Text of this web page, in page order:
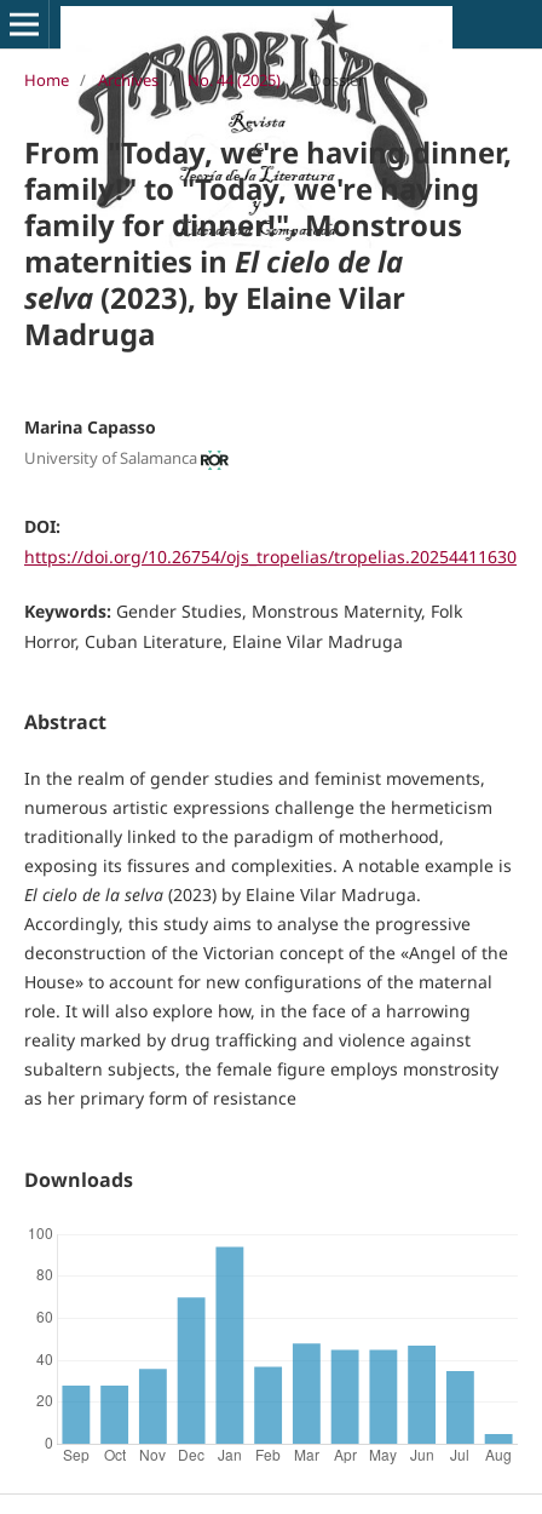
Home / Archives / No. 44 (2025) / Dossier
From "Today, we're having dinner,
family!" to "Today, we're having
family for dinner!". Monstrous
maternities in El cielo de la
selva(2023), by Elaine Vilar
Madruga
Marina Capasso
University of Salamanca
DOI:
https://doi.org/10.26754/ojs_tropelias/tropelias.20254411630
Keywords: Gender Studies, Monstrous Maternity, Folk
Horror, Cuban Literature, Elaine Vilar Madruga
Abstract
In the realm of gender studies and feminist movements,
numerous artistic expressions challenge the hermeticism
traditionally linked to the paradigm of motherhood,
exposing its fissures and complexities. A notable example is
El cielo de la selva(2023) by Elaine Vilar Madruga.
Accordingly, this study aims to analyse the progressive
deconstruction of the Victorian concept of the «Angel of the
House» to account for new configurations of the maternal
role. It will also explore how, in the face of a harrowing
reality marked by drug trafficking and violence against
subaltern subjects, the female figure employs monstrosity
as her primary form of resistance
Downloads